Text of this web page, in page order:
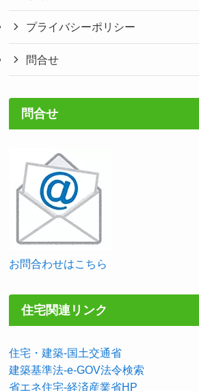
プライバシーポリシー
問合せ
問合せ
お問合わせはこちら
住宅関連リンク
住宅・建築-国土交通省
建築基準法-e-GOV法令検索
省エネ住宅-経済産業省HP